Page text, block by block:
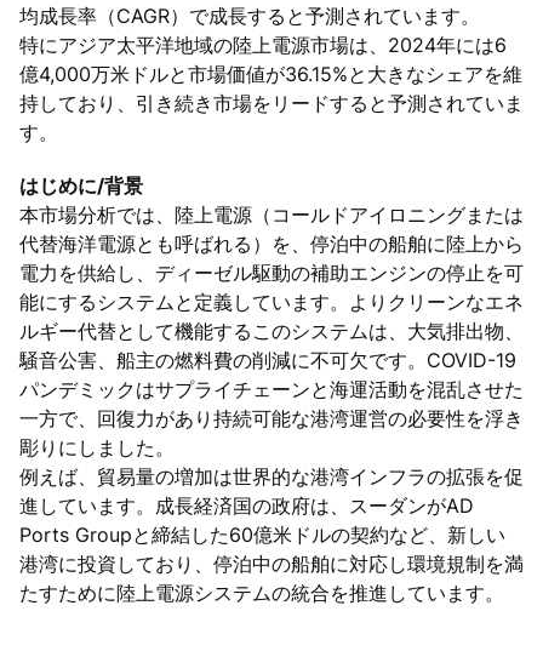
均成長率（CAGR）で成長すると予測されています。
特にアジア太平洋地域の陸上電源市場は、2024年には6
億4,000万米ドルと市場価値が36.15%と大きなシェアを維
持しており、引き続き市場をリードすると予測されていま
す。
はじめに/背景
本市場分析では、陸上電源（コールドアイロニングまたは
代替海洋電源とも呼ばれる）を、停泊中の船舶に陸上から
電力を供給し、ディーゼル駆動の補助エンジンの停止を可
能にするシステムと定義しています。よりクリーンなエネ
ルギー代替として機能するこのシステムは、大気排出物、
騒音公害、船主の燃料費の削減に不可欠です。COVID-19
パンデミックはサプライチェーンと海運活動を混乱させた
一方で、回復力があり持続可能な港湾運営の必要性を浮き
彫りにしました。
例えば、貿易量の増加は世界的な港湾インフラの拡張を促
進しています。成長経済国の政府は、スーダンがAD
Ports Groupと締結した60億米ドルの契約など、新しい
港湾に投資しており、停泊中の船舶に対応し環境規制を満
たすために陸上電源システムの統合を推進しています。